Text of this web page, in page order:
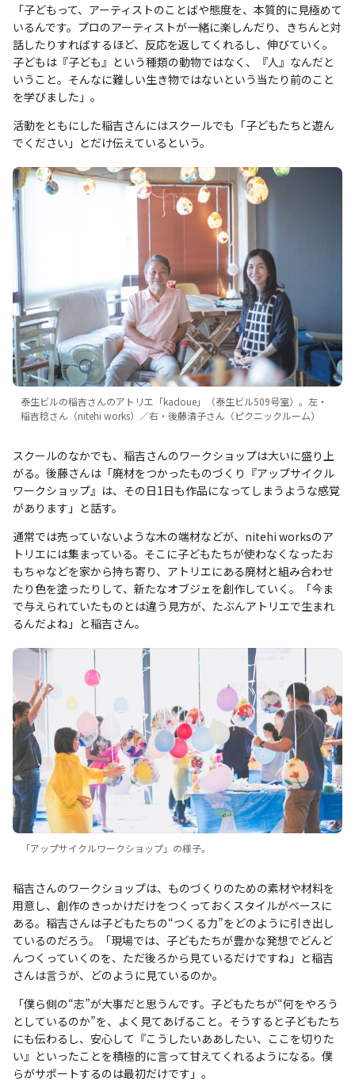
「子どもって、アーティストのことばや態度を、本質的に見極めて
いるんです。プロのアーティストが一緒に楽しんだり、きちんと対
話したりすればするほど、反応を返してくれるし、伸びていく。
子どもは『子ども』という種類の動物ではなく、『人』なんだと
いうこと。そんなに難しい生き物ではないという当たり前のこと
を学びました」。
活動をともにした稲吉さんにはスクールでも「子どもたちと遊ん
でください」とだけ伝えているという。
泰生ビルの稲吉さんのアトリエ「kadoue」（泰生ビル509号室）。左・
稲吉稔さん（nitehi works）／右・後藤清子さん（ピクニックルーム）
スクールのなかでも、稲吉さんのワークショップは大いに盛り上
がる。後藤さんは「廃材をつかったものづくり『アップサイクル
ワークショップ』は、その日1日も作品になってしまうような感覚
があります」と話す。
通常では売っていないような木の端材などが、nitehi worksのア
トリエには集まっている。そこに子どもたちが使わなくなったお
もちゃなどを家から持ち寄り、アトリエにある廃材と組み合わせ
たり色を塗ったりして、新たなオブジェを創作していく。「今ま
で与えられていたものとは違う見方が、たぶんアトリエで生まれ
るんだよね」と稲吉さん。
「アップサイクルワークショップ」の様子。
稲吉さんのワークショップは、ものづくりのための素材や材料を
用意し、創作のきっかけだけをつくっておくスタイルがベースに
ある。稲吉さんは子どもたちの“つくる力”をどのように引き出し
ているのだろう。「現場では、子どもたちが豊かな発想でどんど
んつくっていくのを、ただ後ろから見ているだけですね」と稲吉
さんは言うが、どのように見ているのか。
「僕ら側の“志”が大事だと思うんです。子どもたちが“何をやろう
としているのか”を、よく見てあげること。そうすると子どもたち
にも伝わるし、安心して『こうしたいああしたい、ここを切りた
い』といったことを積極的に言って甘えてくれるようになる。僕
らがサポートするのは最初だけです」。